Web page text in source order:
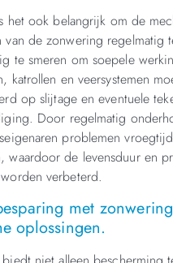
het ook belangrijk om de
van de zonwering regelmatig
te smeren om soepele
katrollen en veersystemen
op slijtage en eventuele
Door regelmatig
problemen
waardoor de levensduur en
verbeterd.
met
oplossingen.